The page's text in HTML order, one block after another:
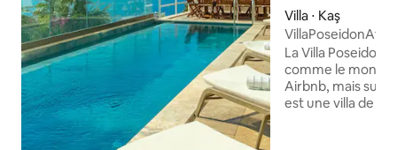
Villa ⋅ Kaş
Piscine chauffée
La Villa Poseidon
comme le
Airbnb, mais sur
est une villa de